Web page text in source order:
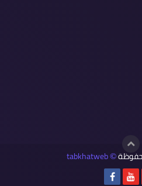
©
tabkhatweb